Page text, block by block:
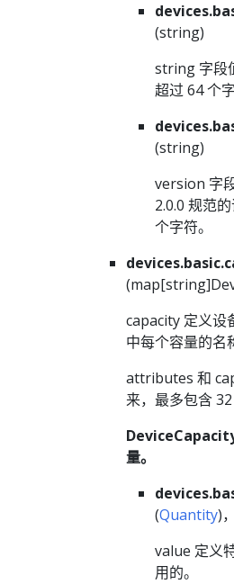
(string)
string 字段
超过 64 个字
(string)
version 字
2.0.0 规范
个字符。
capacity 定义设
中每个容量的名
attributes 和
来，最多包含 32
量。
(Quantity)
value 定义
用的。